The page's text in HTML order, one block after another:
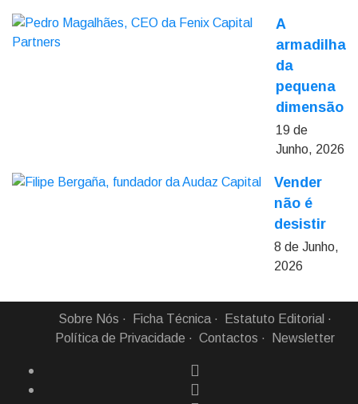
A
armadilha
da
pequena
dimensão
19 de
Junho, 2026
Vender
não é
desistir
8 de Junho,
2026
Sobre Nós Ficha Técnica
Estatuto Editorial
Política de Privacidade
Contactos Newsletter